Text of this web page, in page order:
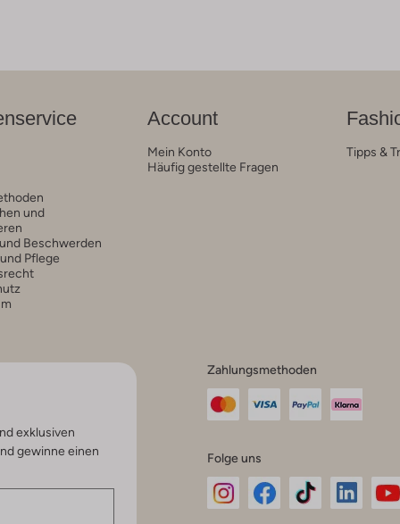
und
Beschwerden
Pflege
Account
Mein Konto
Häufig gestellte Fragen
Tipps &
exklusiven
gewinne einen
Zahlungsmethoden
Folge uns